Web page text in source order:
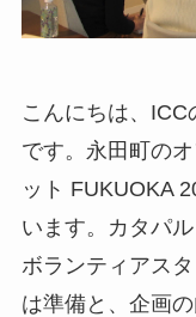
こんにちは、
です。永田町の
ット FUKUOKA
います。カタパ
ボランティアス
は準備と、企画